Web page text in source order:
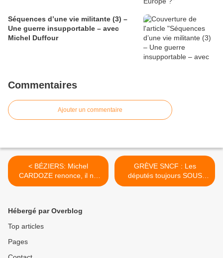
Séquences d’une vie militante (3) –
Une guerre insupportable – avec
Michel Duffour
Commentaires
Ajouter un commentaire
< BÉZIERS: Michel
CARDOZE renonce, il ne
sera pas le conseiller
GRÈVE SNCF : Les
députés toujours SOUS
PRESSION >
Hébergé par Overblog
Top articles
Pages